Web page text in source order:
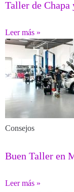
Taller de Chapa
Leer más »
Consejos
Buen Taller en
Leer más »